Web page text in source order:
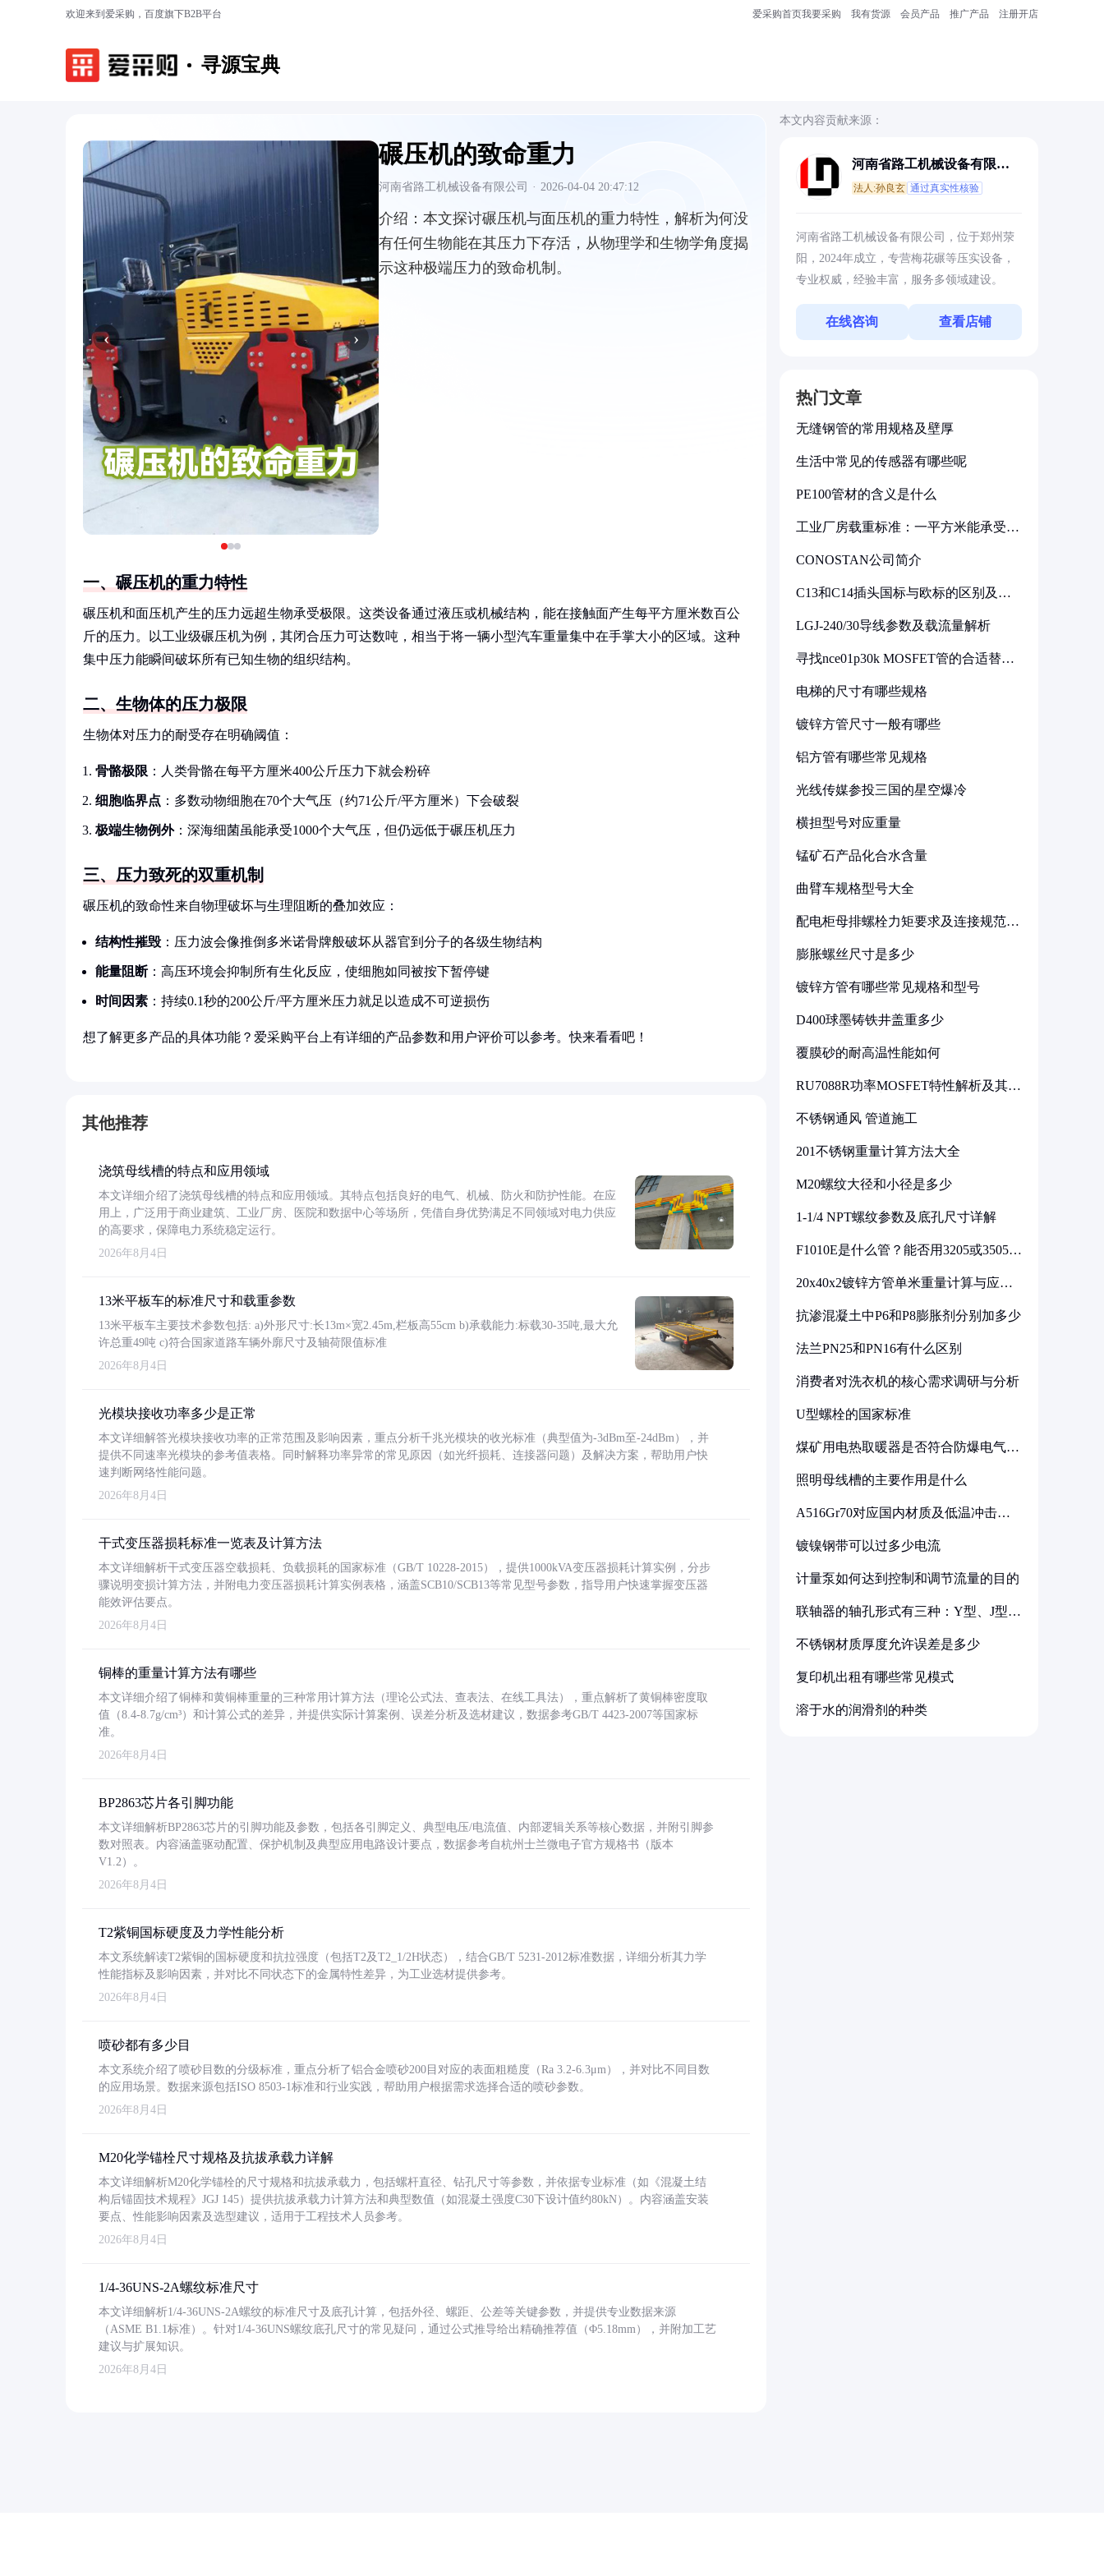
欢迎来到爱采购，百度旗下B2B平台 爱采购首页我要采购 我有货源 会员产品 推广产品 注册开店
寻源宝典
‹ ›
碾压机的致命重力
河南省路工机械设备有限公司 · 2026-04-04 20:47:12
介绍： 本文探讨碾压机与面压机的重力特性，解析为何没
有任何生物能在其压力下存活，从物理学和生物学角度揭
示这种极端压力的致命机制。
一、碾压机的重力特性
碾压机和面压机产生的压力远超生物承受极限。这类设备通过液压或机械结构，能在接触面产生每平方厘米数百公
斤的压力。以工业级碾压机为例，其闭合压力可达数吨，相当于将一辆小型汽车重量集中在手掌大小的区域。这种
集中压力能瞬间破坏所有已知生物的组织结构。
二、生物体的压力极限
生物体对压力的耐受存在明确阈值：
骨骼极限 ：人类骨骼在每平方厘米400公斤压力下就会粉碎
细胞临界点 ：多数动物细胞在70个大气压（约71公斤/平方厘米）下会破裂
极端生物例外：深海细菌虽能承受1000个大气压，但仍远低于碾压机压力
三、压力致死的双重机制
碾压机的致命性来自物理破坏与生理阻断的叠加效应：
结构性摧毁 ：压力波会像推倒多米诺骨牌般破坏从器官到分子的各级生物结构
能量阻断：高压环境会抑制所有生化反应，使细胞如同被按下暂停键
时间因素 ：持续0.1秒的200公斤/平方厘米压力就足以造成不可逆损伤
想了解更多产品的具体功能？爱采购平台上有详细的产品参数和用户评价可以参考。快来看看吧！
其他推荐
浇筑母线槽的特点和应用领域
本文详细介绍了浇筑母线槽的特点和应用领域。其特点包括良好的电气、机械、防火和防护性能。在应
用上，广泛用于商业建筑、工业厂房、医院和数据中心等场所，凭借自身优势满足不同领域对电力供应
的高要求，保障电力系统稳定运行。
2026年8月4日
13米平板车的标准尺寸和载重参数
13米平板车主要技术参数包括: a)外形尺寸:长13m×宽2.45m,栏板高55cm b)承载能力:标载30-35吨,最大允
许总重49吨 c)符合国家道路车辆外廓尺寸及轴荷限值标准
2026年8月4日
光模块接收功率多少是正常
本文详细解答光模块接收功率的正常范围及影响因素，重点分析千兆光模块的收光标准（典型值为-3dBm至-24dBm），并
提供不同速率光模块的参考值表格。同时解释功率异常的常见原因（如光纤损耗、连接器问题）及解决方案，帮助用户快
速判断网络性能问题。
2026年8月4日
干式变压器损耗标准一览表及计算方法
本文详细解析干式变压器空载损耗、负载损耗的国家标准（GB/T 10228-2015），提供1000kVA变压器损耗计算实例，分步
骤说明变损计算方法，并附电力变压器损耗计算实例表格，涵盖SCB10/SCB13等常见型号参数，指导用户快速掌握变压器
能效评估要点。
2026年8月4日
铜棒的重量计算方法有哪些
本文详细介绍了铜棒和黄铜棒重量的三种常用计算方法（理论公式法、查表法、在线工具法），重点解析了黄铜棒密度取
值（8.4-8.7g/cm³）和计算公式的差异，并提供实际计算案例、误差分析及选材建议，数据参考GB/T 4423-2007等国家标
准。
2026年8月4日
BP2863芯片各引脚功能
本文详细解析BP2863芯片的引脚功能及参数，包括各引脚定义、典型电压/电流值、内部逻辑关系等核心数据，并附引脚参
数对照表。内容涵盖驱动配置、保护机制及典型应用电路设计要点，数据参考自杭州士兰微电子官方规格书（版本
V1.2）。
2026年8月4日
T2紫铜国标硬度及力学性能分析
本文系统解读T2紫铜的国标硬度和抗拉强度（包括T2及T2_1/2H状态），结合GB/T 5231-2012标准数据，详细分析其力学
性能指标及影响因素，并对比不同状态下的金属特性差异，为工业选材提供参考。
2026年8月4日
喷砂都有多少目
本文系统介绍了喷砂目数的分级标准，重点分析了铝合金喷砂200目对应的表面粗糙度（Ra 3.2-6.3μm），并对比不同目数
的应用场景。数据来源包括ISO 8503-1标准和行业实践，帮助用户根据需求选择合适的喷砂参数。
2026年8月4日
M20化学锚栓尺寸规格及抗拔承载力详解
本文详细解析M20化学锚栓的尺寸规格和抗拔承载力，包括螺杆直径、钻孔尺寸等参数，并依据专业标准（如《混凝土结
构后锚固技术规程》JGJ 145）提供抗拔承载力计算方法和典型数值（如混凝土强度C30下设计值约80kN）。内容涵盖安装
要点、性能影响因素及选型建议，适用于工程技术人员参考。
2026年8月4日
1/4-36UNS-2A螺纹标准尺寸
本文详细解析1/4-36UNS-2A螺纹的标准尺寸及底孔计算，包括外径、螺距、公差等关键参数，并提供专业数据来源
（ASME B1.1标准）。针对1/4-36UNS螺纹底孔尺寸的常见疑问，通过公式推导给出精确推荐值（Φ5.18mm），并附加工艺
建议与扩展知识。
2026年8月4日
本文内容贡献来源：
河南省路工机械设备有限公
法人:孙良玄 通过真实性核验
河南省路工机械设备有限公司，位于郑州荥
阳，2024年成立，专营梅花碾等压实设备，
专业权威，经验丰富，服务多领域建设。
在线咨询 查看店铺
热门文章
无缝钢管的常用规格及壁厚
生活中常见的传感器有哪些呢
PE100管材的含义是什么
工业厂房载重标准：一平方米能承受多
CONOSTAN公司简介
C13和C14插头国标与欧标的区别及其
LGJ-240/30导线参数及载流量解析
寻找nce01p30k MOSFET管的合适替代
电梯的尺寸有哪些规格
镀锌方管尺寸一般有哪些
铝方管有哪些常见规格
光线传媒参投三国的星空爆冷
横担型号对应重量
锰矿石产品化合水含量
曲臂车规格型号大全
配电柜母排螺栓力矩要求及连接规范详
膨胀螺丝尺寸是多少
镀锌方管有哪些常见规格和型号
D400球墨铸铁井盖重多少
覆膜砂的耐高温性能如何
RU7088R功率MOSFET特性解析及其在
不锈钢通风 管道施工
201不锈钢重量计算方法大全
M20螺纹大径和小径是多少
1-1/4 NPT螺纹参数及底孔尺寸详解
F1010E是什么管？能否用3205或3505代
20x40x2镀锌方管单米重量计算与应用
抗渗混凝土中P6和P8膨胀剂分别加多少
法兰PN25和PN16有什么区别
消费者对洗衣机的核心需求调研与分析
U型螺栓的国家标准
煤矿用电热取暖器是否符合防爆电气设
照明母线槽的主要作用是什么
A516Gr70对应国内材质及低温冲击要
镀镍钢带可以过多少电流
计量泵如何达到控制和调节流量的目的
联轴器的轴孔形式有三种：Y型、J型、
不锈钢材质厚度允许误差是多少
复印机出租有哪些常见模式
溶于水的润滑剂的种类